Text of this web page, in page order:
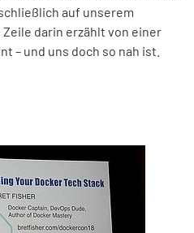
auf unserem
darin erzählt von einer
– und uns doch so nah ist.